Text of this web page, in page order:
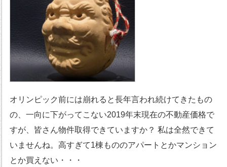
オリンピック前には崩れると長年言われ続けてきたもの
の、一向に下がってこない2019年末現在の不動産価格で
すが、皆さん物件取得できていますか？ 私は全然できて
いませんね。高すぎて1棟もののアパートとかマンション
とか買えない・・・